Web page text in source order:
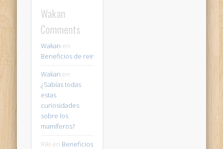
Wakan
Comments
Wakan en
Beneficios de reir
Wakan en
¿Sabías todas
estas
curiosidades
sobre los
mamíferos?
Riki en Beneficios